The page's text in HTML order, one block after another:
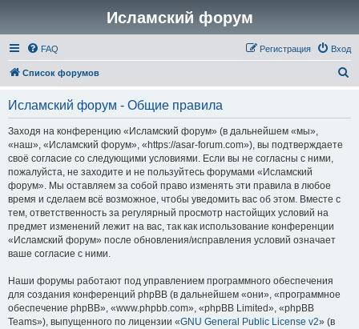
Исламский форум
FAQ Вход
Регистрация
Список форумов
Исламский форум - Общие правила
Заходя на конференцию «Исламский форум» (в дальнейшем «мы»,
«наш», «Исламский форум», «https://asar-forum.com»), вы подтверждаете
своё согласие со следующими условиями. Если вы не согласны с ними,
пожалуйста, не заходите и не пользуйтесь форумами «Исламский
форум». Мы оставляем за собой право изменять эти правила в любое
время и сделаем всё возможное, чтобы уведомить вас об этом. Вместе с
тем, ответственность за регулярный просмотр настойщих условий на
предмет изменений лежит на вас, так как использование конференции
«Исламский форум» после обновления/исправления условий означает
ваше согласие с ними.
Наши форумы работают под управлением программного обеспечения
для создания конференций phpBB (в дальнейшем «они», «программное
обеспечение phpBB», «www.phpbb.com», «phpBB Limited», «phpBB
Teams»), выпущенного по лицензии «GNU General Public License v2» (в